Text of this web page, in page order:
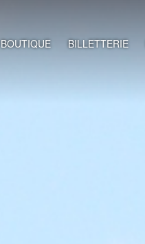
BOUTIQUE BILLETTERIE